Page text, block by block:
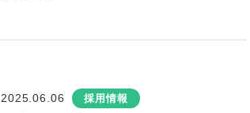
2025.06.06 採用情報